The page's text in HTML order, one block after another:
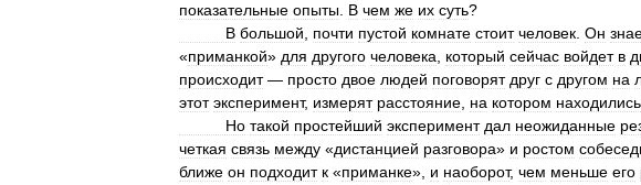
показательные опыты В чем же их суть?
В большой почти пустой комнате стоит человек Он
«приманкой» для другого человека который сейчас войдет в
происходит— просто двое людей поговорят друг с другом на
этот эксперимент, измерят расстояние на котором находились
Но такой простейший эксперимент дал неожиданные
четкая связь между «дистанцией разговора» и ростом
ближе он подходит к «приманке», и наоборот, чем меньше его